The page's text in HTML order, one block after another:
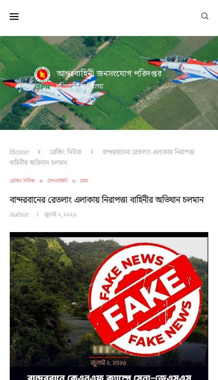
আন্তঃবাহিনী জনসংযোগ পরিদপ্তর
প্রতিরক্ষা মন্ত্রণালয়
Home ব্রেকিং নিউজ
বান্দরবানের রেতলাং এলাকায় নিরাপত্তা
বাহিনীর অভিযান চলমান
ব্রেকিং নিউজ সেনাবাহিনী হোম
বান্দরবানের রেতলাং এলাকায় নিরাপত্তা বাহিনীর অভিযান চলমান
Author: জুলাই ২, ২০২৬